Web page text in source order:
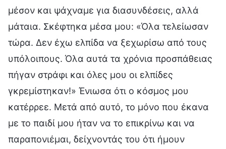
μέσον και ψάχναμε για διασυνδέσεις, αλλά
μάταια. Σκέφτηκα μέσα μου: «Όλα τελείωσαν
τώρα. Δεν έχω ελπίδα να ξεχωρίσω από τους
υπόλοιπους. Όλα αυτά τα χρόνια προσπάθειας
πήγαν στράφι και όλες μου οι ελπίδες
γκρεμίστηκαν!» Ένιωσα ότι ο κόσμος μου
κατέρρεε. Μετά από αυτό, το μόνο που έκανα
με το παιδί μου ήταν να το επικρίνω και να
παραπονιέμαι, δείχνοντάς του ότι ήμουν